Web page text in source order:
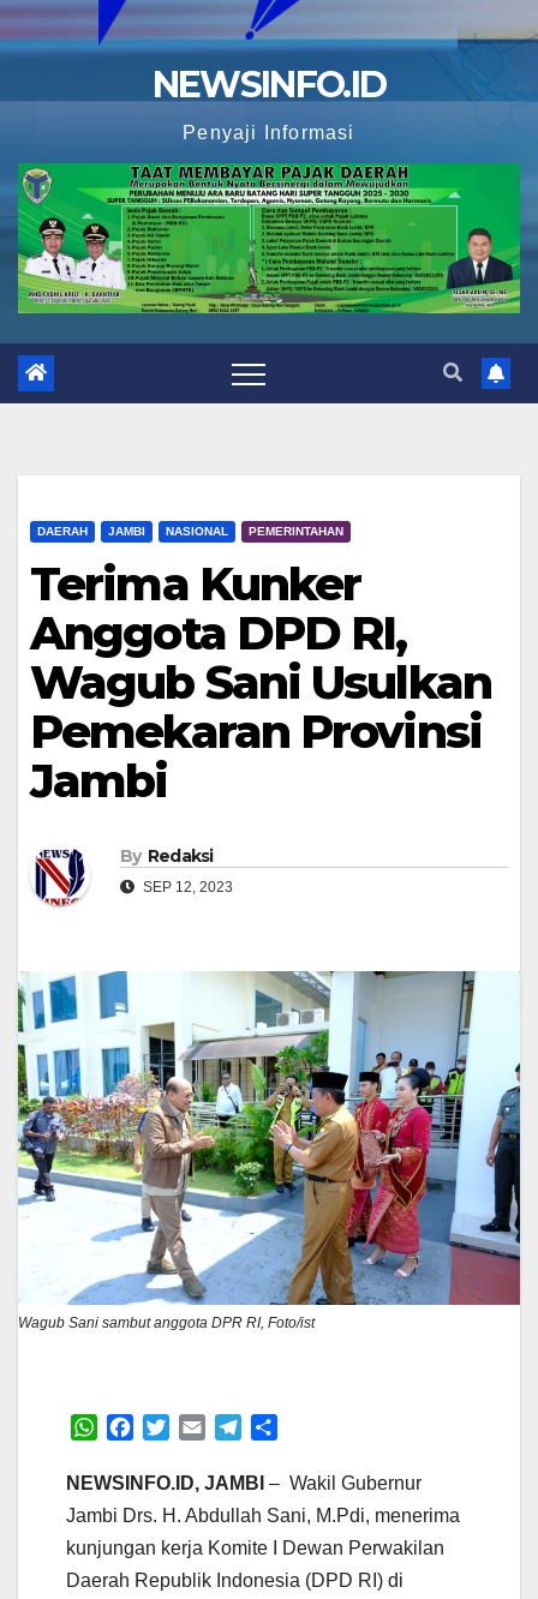
NEWSINFO.ID
Penyaji Informasi
DAERAH JAMBI NASIONAL PEMERINTAHAN
Terima Kunker
Anggota DPD RI,
Wagub Sani Usulkan
Pemekaran Provinsi
Jambi
By Redaksi
SEP 12, 2023
Wagub Sani sambut anggota DPR RI, Foto/ist
W
a
A
p
c
e
o
o
i
t
e
r
a
l
r
a
a
r
NEWSINFO.ID, JAMBI – Wakil Gubernur
Jambi Drs. H. Abdullah Sani, M.Pdi, menerima
kunjungan kerja Komite I Dewan Perwakilan
Daerah Republik Indonesia (DPD RI) di